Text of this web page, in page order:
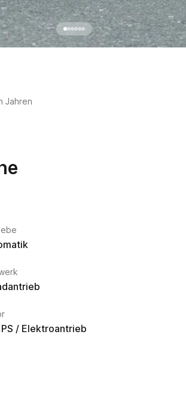
Jahren
/ Elektroantrieb